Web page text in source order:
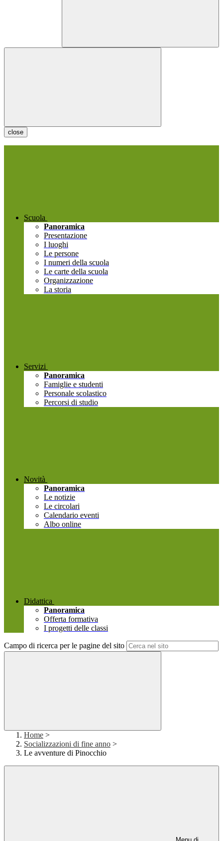
close
Scuola
Panoramica
Presentazione
I luoghi
Le persone
I numeri della scuola
Le carte della scuola
Organizzazione
La storia
Servizi
Panoramica
Famiglie e studenti
Personale scolastico
Percorsi di studio
Novità
Panoramica
Le notizie
Le circolari
Calendario eventi
Albo online
Didattica
Panoramica
Offerta formativa
I progetti delle classi
Campo di ricerca per le pagine del sito
Home >
Socializzazioni di fine anno >
Le avventure di Pinocchio